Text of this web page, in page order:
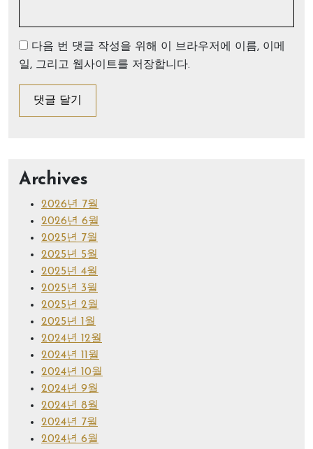
다음 번 댓글 작성을 위해 이 브라우저에 이름, 이메
일, 그리고 웹사이트를 저장합니다.
Archives
2026년 7월
2026년 6월
2025년 7월
2025년 5월
2025년 4월
2025년 3월
2025년 2월
2025년 1월
2024년 12월
2024년 11월
2024년 10월
2024년 9월
2024년 8월
2024년 7월
2024년 6월